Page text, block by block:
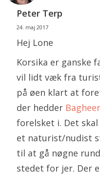
Peter Terp
24. maj 2017
Hej Lone
Korsika er ganske
vil lidt væk fra
på øen klart at
der hedder
forelsket i. Det
et naturist/nudist
til at gå nøgne
stedet for jer. Der